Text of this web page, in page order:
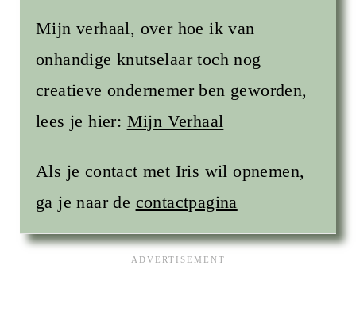
Mijn verhaal, over hoe ik van
onhandige knutselaar toch nog
creatieve ondernemer ben geworden,
lees je hier: Mijn Verhaal
Als je contact met Iris wil opnemen,
ga je naar de contactpagina